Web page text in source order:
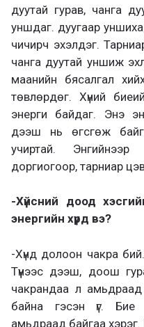
дуутай гурав, чанга
уншдаг. дуугаар
чичирч эхэлдэг.
чанга дуутай уншиж
маанийн бясалгал
төвлөрдөг. Хүний
энерги байдаг. Энэ
дээш нь өгсгөж
учиртай.
доргиогоор, тарниар
-Хүйсний доод
энергийн хүрд вэ?
-Хүнд долоон чакра
Түүнээс дээш, доош
чакрандаа л
байна гэсэн үг.
амьдраад байгаа хэрэг.